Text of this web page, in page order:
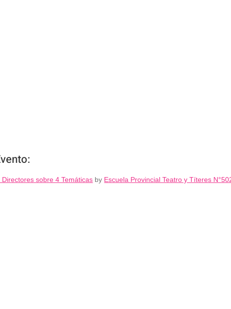
sobre 4 Temáticas by Escuela Provincial Teatro y Títeres